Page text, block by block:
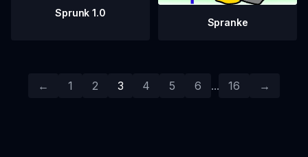
Sprunk 1.0
Spranke
← 1 2 3 4 5 6 ... 16 →